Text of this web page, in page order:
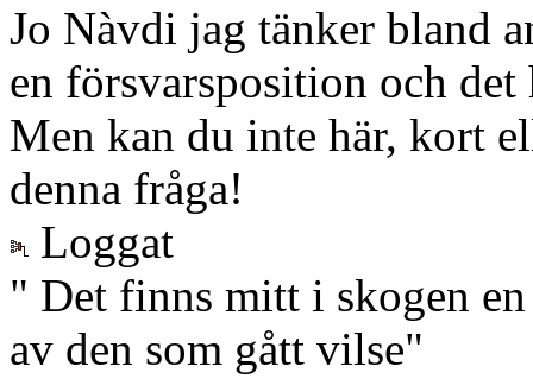
Jo Nàvdi jag tänker bland
en försvarsposition och
Men kan du inte här, kort
denna fråga!
Loggat
" Det finns mitt i skogen
av den som gått vilse"